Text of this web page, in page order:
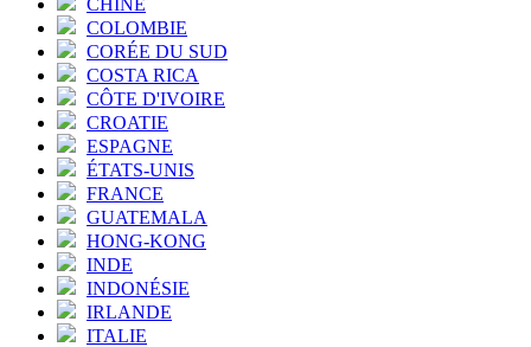
COLOMBIE
CORÉE DU SUD
COSTA RICA
CÔTE D'IVOIRE
CROATIE
ESPAGNE
ÉTATS-UNIS
FRANCE
GUATEMALA
HONG-KONG
INDE
INDONÉSIE
IRLANDE
ITALIE